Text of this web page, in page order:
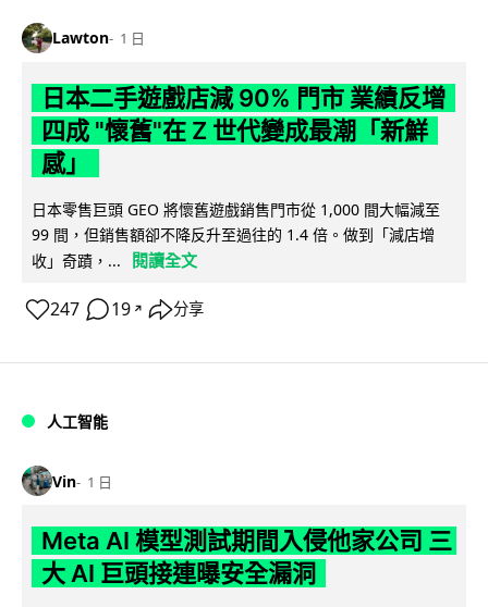
Lawton 1 日
日本二手遊戲店減 90% 門市 業績反增
四成 "懷舊"在 Z 世代變成最潮「新鮮
感」
日本零售巨頭 GEO 將懷舊遊戲銷售門市從 1,000 間大幅減至
99 間，但銷售額卻不降反升至過往的 1.4 倍。做到「減店增
收」奇蹟，...
閱讀全文
247 19 ↗ 分享
人工智能
Vin 1 日
Meta AI 模型測試期間入侵他家公司 三
大 AI 巨頭接連曝安全漏洞